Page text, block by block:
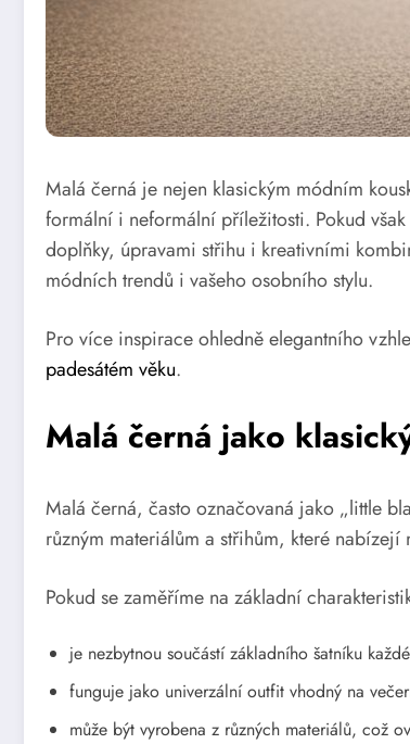
Malá černá je nejen klasickým módním
formální i neformální příležitosti. Pokud
doplňky, úpravami střihu i kreativními
módních trendů i vašeho osobního stylu.
Pro více inspirace ohledně elegantního
padesátém věku.
Malá černá jako
Malá černá, často označovaná jako „little
různým materiálům a střihům, které
Pokud se zaměříme na základní
je nezbytnou součástí základního šatníku
funguje jako univerzální outfit vhodný na
může být vyrobena z různých materiálů, což